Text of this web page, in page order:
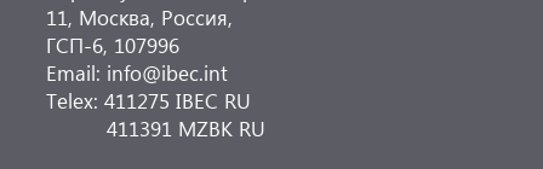
11, Москва, Россия,
ГСП-6, 107996
Email: info@ibec.int
Telex: 411275 IBEC RU
411391 MZBK RU